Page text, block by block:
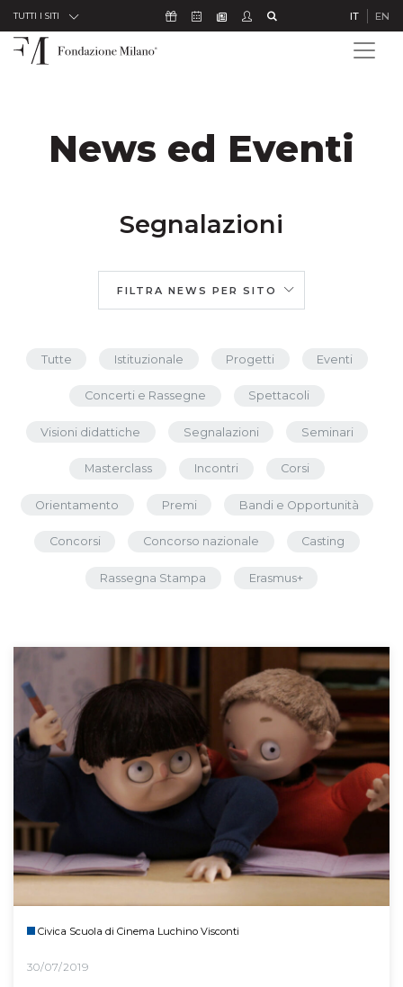
Skip to Content
TUTTI I SITI Icona Sostienici
Icona Calendario Eventi
Icona Newsletter
Icona Studenti IT EN
News ed Eventi
Segnalazioni
FILTRA NEWS PER SITO
Tutte Istituzionale Progetti Eventi
Concerti e Rassegne Spettacoli
Visioni didattiche Segnalazioni Seminari
Masterclass Incontri Corsi
Orientamento Premi Bandi e Opportunità
Concorsi Concorso nazionale Casting
Rassegna Stampa Erasmus+
Civica Scuola di Cinema Luchino Visconti
30/07/2019